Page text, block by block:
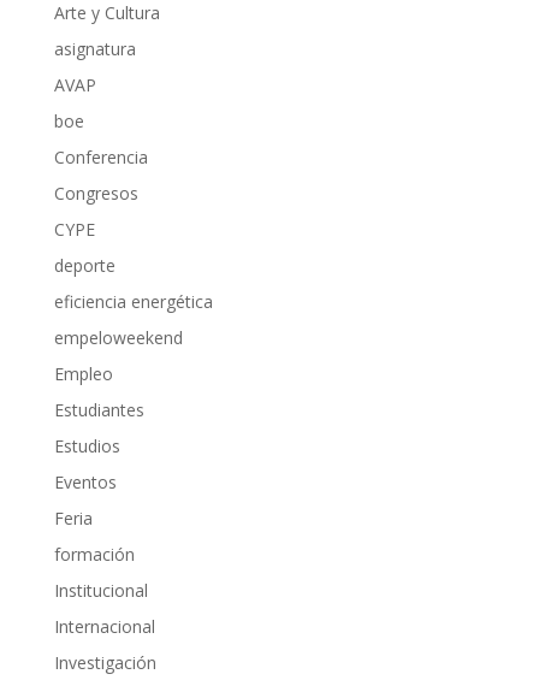
Arte y Cultura
asignatura
AVAP
boe
Conferencia
Congresos
CYPE
deporte
eficiencia energética
empeloweekend
Empleo
Estudiantes
Estudios
Eventos
Feria
formación
Institucional
Internacional
Investigación